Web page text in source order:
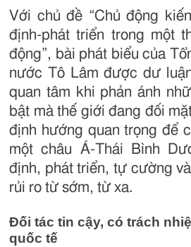
Với chủ đề “Chủ động
định-phát triển trong một
động”, bài phát biểu của
nước Tô Lâm được dư
quan tâm khi phản ánh
bật mà thế giới đang đối
định hướng quan trọng để
một châu Á-Thái Bình
định, phát triển, tự cường
rủi ro từ sớm, từ xa.
Đối tác tin cậy, có trách
quốc tế